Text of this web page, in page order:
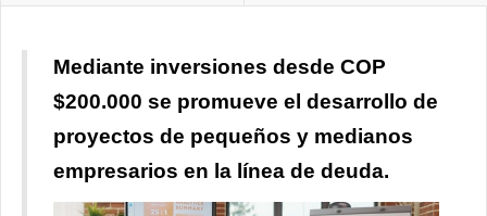
Mediante inversiones desde COP
$200.000 se promueve el desarrollo de
proyectos de pequeños y medianos
empresarios en la línea de deuda.